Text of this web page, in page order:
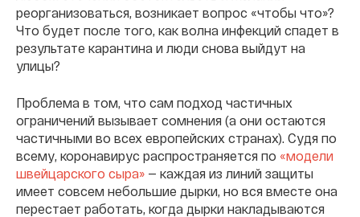
реорганизоваться, возникает вопрос «чтобы что»?
Что будет после того, как волна инфекций спадет в
результате карантина и люди снова выйдут на
улицы?
Проблема в том, что сам подход частичных
ограничений вызывает сомнения (а они остаются
частичными во всех европейских странах). Судя по
всему, коронавирус распространяется по «модели
швейцарского сыра» — каждая из линий защиты
имеет совсем небольшие дырки, но вся вместе она
перестает работать, когда дырки накладываются